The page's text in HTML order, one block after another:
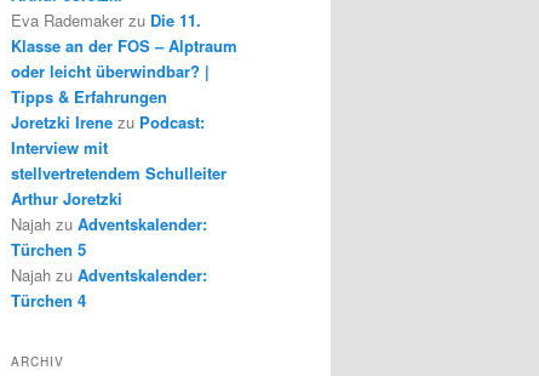
Eva Rademaker zu Die 11.
Klasse an der FOS – Alptraum
oder leicht überwindbar? |
Tipps & Erfahrungen
Joretzki Irene zu Podcast:
Interview mit
stellvertretendem Schulleiter
Arthur Joretzki
Najah zu Adventskalender:
Türchen 5
Najah zu Adventskalender:
Türchen 4
ARCHIV